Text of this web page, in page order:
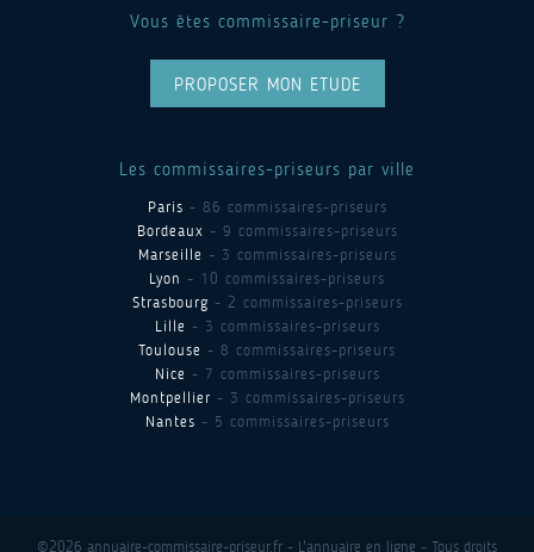
Vous êtes commissaire-priseur ?
PROPOSER MON ETUDE
Les commissaires-priseurs par ville
Paris - 86 commissaires-priseurs
Bordeaux - 9 commissaires-priseurs
Marseille - 3 commissaires-priseurs
Lyon - 10 commissaires-priseurs
Strasbourg - 2 commissaires-priseurs
Lille - 3 commissaires-priseurs
Toulouse - 8 commissaires-priseurs
Nice - 7 commissaires-priseurs
Montpellier - 3 commissaires-priseurs
Nantes - 5 commissaires-priseurs
©2026 annuaire-commissaire-priseur.fr - L'annuaire en ligne - Tous droits